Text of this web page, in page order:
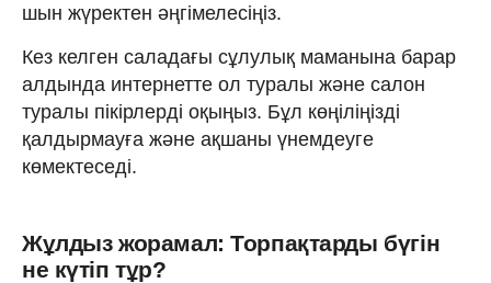
шын жүректен әңгімелесіңіз.
Кез келген саладағы сұлулық маманына барар
алдында интернетте ол туралы және салон
туралы пікірлерді оқыңыз. Бұл көңіліңізді
қалдырмауға және ақшаны үнемдеуге
көмектеседі.
Жұлдыз жорамал: Торпақтарды бүгін
не күтіп тұр?